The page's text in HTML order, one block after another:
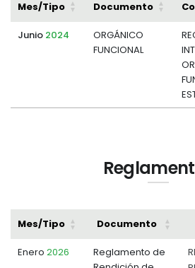
Mes/Tipo Documento
Junio 2024
ORGÁNICO
FUNCIONAL
Mes/Tipo Documento
Enero 2026
Reglamento de